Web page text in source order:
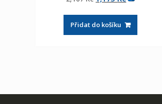
z 5
byla:
2,107 Kč
je:
1,175 Kč
Přidat do košíku